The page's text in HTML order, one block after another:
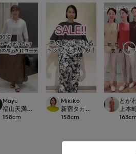
Mayu
福山天満屋店INED/7-IDconcept./Maglie
158cm
Mikiko
新宿タカシマヤSUPERIOR
158cm
とが
上本
163